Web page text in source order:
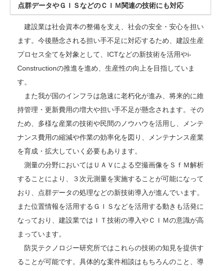
点群データやＧＩＳなどのＣＩＭ関連の技術にも対応
建設業は社会資本の整備を支え、社会の安全・安心を担い
ます。今後懸念される担い手不足に対応するため、建設生産
プロセス全てを対象として、ICTなどの新技術を活用やi-
Constructionの推進を進め、生産性の向上を目指していま
す。
また我が国のインフラは急速に老朽化が進み、将来的に維
持管理・更新費用の増大や担い手不足が懸念されます。その
ため、多様な産業の技術や民間のノウハウを活用し、メンテ
ナンス費用の縮減や作業の効率化を図り、メンテナンス産業
を育成・拡大していく必要もあります。
測量の分野においてはＵＡＶによる空撮画像をＳｆＭ解析
することにより、３次元測量を実施することが可能になって
おり、点群データの処理などの新技術導入が進んでいます。
また位置情報を活用するＧＩＳなどを活用する動きも活発に
なっており、建設業ではＩＴ技術の導入やＣＩＭの意識が高
まっています。
防災テクノロジー研究所ではこれらの技術の知見を提供す
ることが可能です。具体的な案件相談はもちろんのこと、導